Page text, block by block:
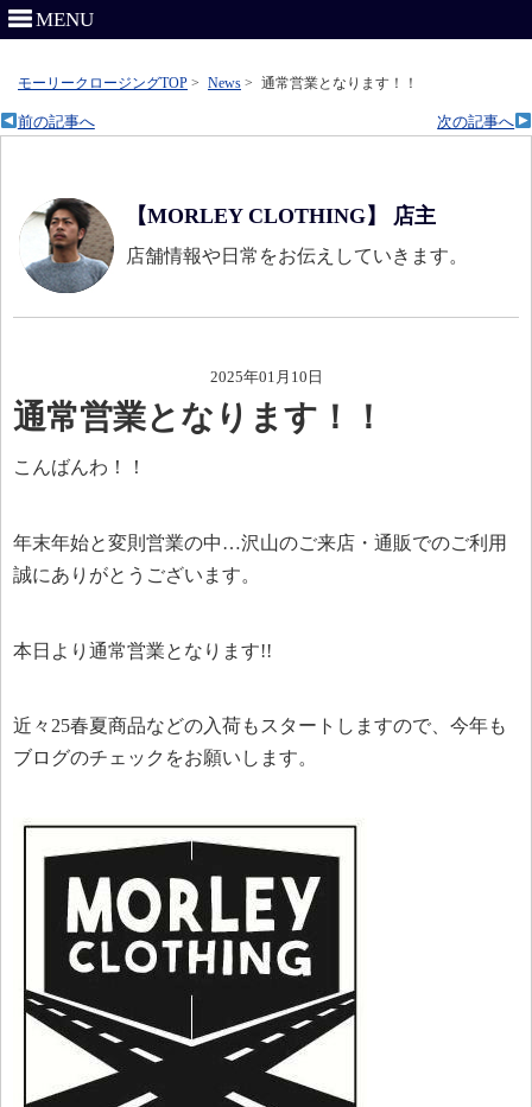
MENU
モーリークロージングTOP > News > 通常営業となります！！
次の記事へ
前の記事へ
【MORLEY CLOTHING】 店主
店舗情報や日常をお伝えしていきます。
2025年01月10日
通常営業となります！！
こんばんわ！！
年末年始と変則営業の中…沢山のご来店・通販でのご利用
誠にありがとうございます。
本日より通常営業となります!!
近々25春夏商品などの入荷もスタートしますので、今年も
ブログのチェックをお願いします。